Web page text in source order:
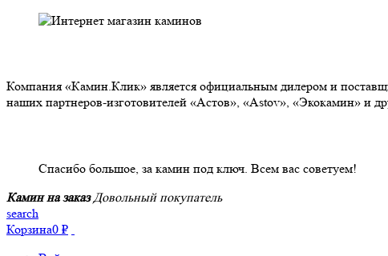
Компания «Камин.Клик» является официальным дилером и
наших партнеров-изготовителей «Астов», «Astov», «Экокамин» и
Спасибо большое, за камин под ключ. Всем вас советуем!
Камин на заказ Довольный покупатель
search
Корзина0 ₽